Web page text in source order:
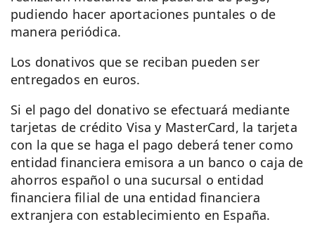
pudiendo hacer aportaciones puntales o de
manera periódica.
Los donativos que se reciban pueden ser
entregados en euros.
Si el pago del donativo se efectuará mediante
tarjetas de crédito Visa y MasterCard, la tarjeta
con la que se haga el pago deberá tener como
entidad financiera emisora a un banco o caja de
ahorros español o una sucursal o entidad
financiera filial de una entidad financiera
extranjera con establecimiento en España.